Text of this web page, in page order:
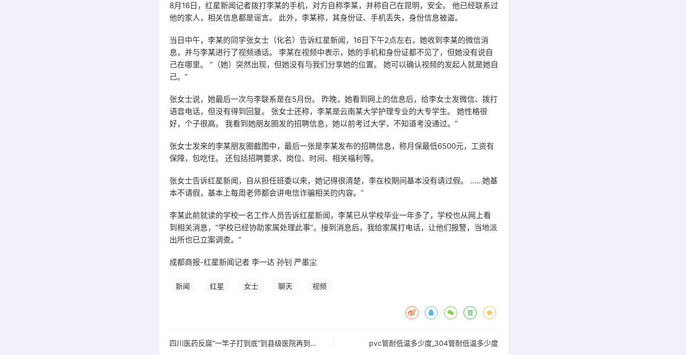
8月16日， 红星新闻记者拨打李某的手机，对方自称李某，并称自己在昆明，安全。 他已经联系过
他的家人，相关信息都是谣言。 此外，李某称，其身份证、手机丢失，身份信息被盗。
当日中午，李某的同学张女士 （化名）告诉红星新闻，16日下午2点左右，她收到李某的微信消
息，并与李某进行了视频通话。 李某在视频中表示，她的手机和身份证都不见了，但她没有说自
己在哪里。 “（她）突然出现，但她没有与我们分享她的位置。 她可以确认视频的发起人就是她自
己。”
张女士说，她最后一次与李联系是在5月份。 昨晚，她看到网上的信息后，给李女士发微信、拨打
语音电话，但没有得到回复。 张女士还称，李某是云南某大学护理专业的大专学生。 她性格很
好，个子很高。 我看到她朋友圈发的招聘信息，她以前考过大学，不知道考没通过。”
张女士发来的李某朋友圈截图中，最后一张是李某发布的招聘信息，称月保最低6500元，工资有
保障，包吃住。 还包括招聘要求、岗位、时间、相关福利等。
张女士告诉红星新闻，自从担任班委以来，她记得很清楚，李在校期间基本没有请过假。 ……她基
本不请假，基本上每周老师都会讲电信诈骗相关的内容。”
李某此前就读的学校一名工作人员告诉红星新闻，李某已从学校毕业一年多了，学校也从网上看
到相关消息，“学校已经协助家属处理此事”。接到消息后，我给家属打电话，让他​​们报警，当地派
出所也已立案调查。”
成都商报-红星新闻记者 李一达 孙钊 严墨尘
新闻 红星 女士 聊天 视频
四川医药反腐“一竿子打到底”到县级医院再到乡镇卫生院 pvc管耐低温多少度_304管耐低温多少度